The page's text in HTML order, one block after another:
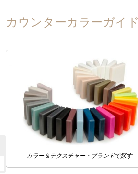
カウンターカラーガイド
カラー＆テクスチャー・ブランドで探す